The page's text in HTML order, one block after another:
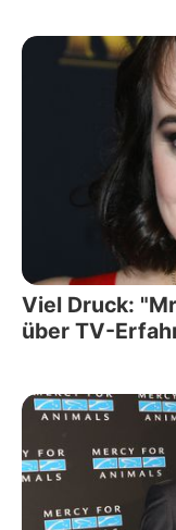
Viel Druck:
über TV-